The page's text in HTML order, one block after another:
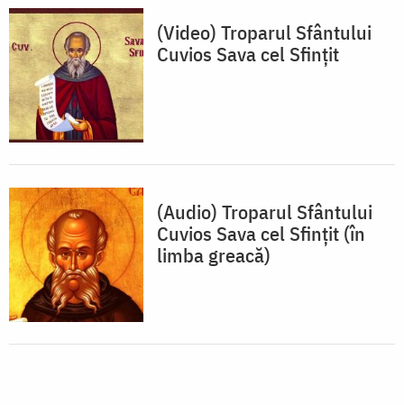
(Video) Troparul Sfântului
Cuvios Sava cel Sfințit
(Audio) Troparul Sfântului
Cuvios Sava cel Sfințit (în
limba greacă)